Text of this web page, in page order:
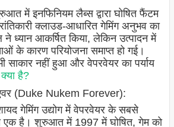
में इनफिनियम लैब्स द्वारा घोषित फैंटम
क्लाउड-आधारित गेमिंग अनुभव का
ने ध्यान आकर्षित किया, लेकिन उत्पादन में
के कारण परियोजना समाप्त हो गई।
साकार नहीं हुआ और वेपरवेयर का पर्याय
है?
(Duke Nukem Forever):
गेमिंग उद्योग में वेपरवेयर के सबसे
एक है। शुरुआत में 1997 में घोषित, गेम को